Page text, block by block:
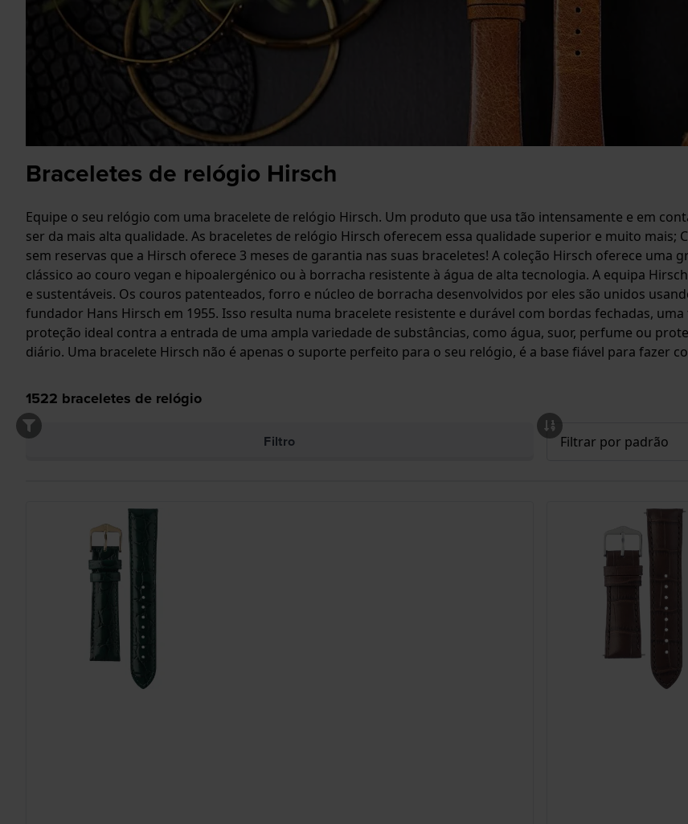
Braceletes de relógio Hirsch
Equipe o seu relógio com uma bracelete de relógio Hirsch. Um produto que usa tão intensamente e em
ser da mais alta qualidade. As braceletes de relógio Hirsch oferecem essa qualidade superior e muito mais;
sem reservas que a Hirsch oferece 3 meses de garantia nas suas braceletes! A coleção Hirsch oferece
clássico ao couro vegan e hipoalergénico ou à borracha resistente à água de alta tecnologia. A equipa
e sustentáveis. Os couros patenteados, forro e núcleo de borracha desenvolvidos por eles são unidos
fundador Hans Hirsch em 1955. Isso resulta numa bracelete resistente e durável com bordas fechadas,
proteção ideal contra a entrada de uma ampla variedade de substâncias, como água, suor, perfume ou
diário. Uma bracelete Hirsch não é apenas o suporte perfeito para o seu relógio, é a base fiável para fazer
1522 braceletes de relógio
Filtro